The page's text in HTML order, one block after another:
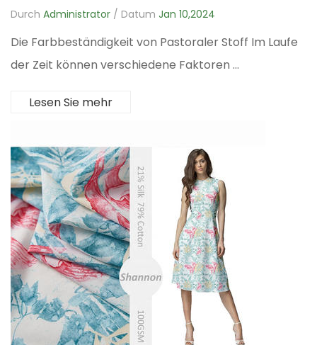
Durch Administrator / Datum Jan 10,2024
Die Farbbeständigkeit von Pastoraler Stoff Im Laufe
der Zeit können verschiedene Faktoren ...
Lesen Sie mehr